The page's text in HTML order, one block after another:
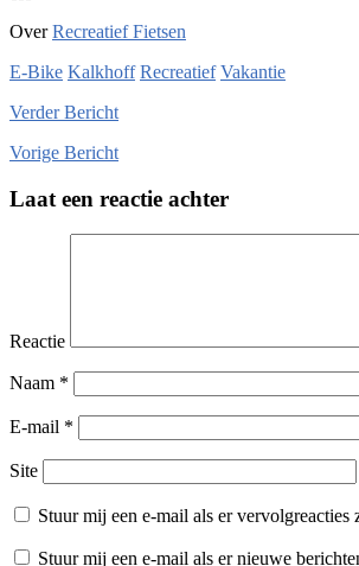
OverRecreatief Fietsen
E-Bike Kalkhoff Recreatief Vakantie
VerderBericht
Vorige Bericht
Laat een reactie achter
Reactie
Naam *
E-mail *
Site
Stuur mij een e-mail als er vervolgreacties
Stuur mij een e-mail als er nieuwe